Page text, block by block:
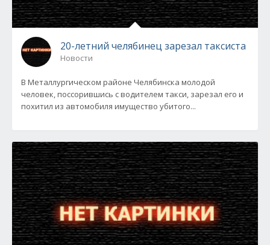
20-летний челябинец зарезал таксиста
Новости
В Металлургическом районе Челябинска молодой
человек, поссорившись с водителем такси, зарезал его и
похитил из автомобиля имущество убитого...